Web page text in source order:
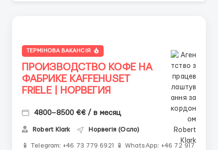
ТЕРМІНОВА ВАКАНСІЯ
ПРОИЗВОДСТВО КОФЕ НА
ФАБРИКЕ KAFFEHUSET
FRIELE | НОРВЕГИЯ
4800–8500 €€ / в месяц
Robert Klark Норвегія (Осло)
📱 Telegram: +46 73 779 6921 📱 WhatsApp: +46 72 917